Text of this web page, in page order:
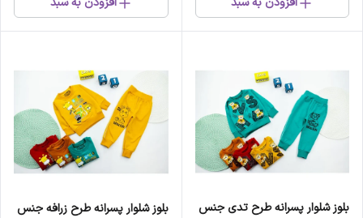
بلوز شلوار پسرانه طرح تدی جنس
بلوز شلوار پسرانه طرح زرافه جنس